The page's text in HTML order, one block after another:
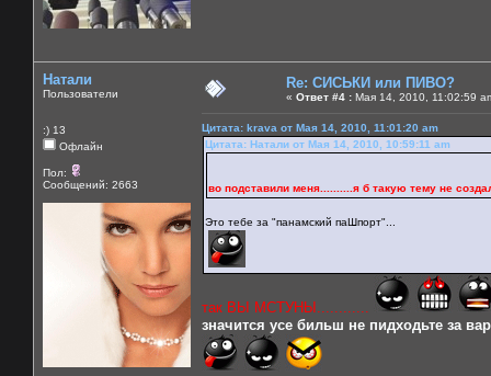
Натали
Пользователи
:) 13
Офлайн
Пол:
Сообщений: 2663
Re: СИСЬКИ или ПИВО?
« Ответ #4 : Мая 14, 2010, 11:02:59
Цитата: krava от Мая 14, 2010, 11:01:20 am
Цитата: Натали от Мая 14, 2010, 10:59:11 am
во подставили меня..........я б такую тему не
Это тебе за "панамский паШпорт"...
так ВЫ МСТУНЫ............
значится усе бильш не пидходьте за